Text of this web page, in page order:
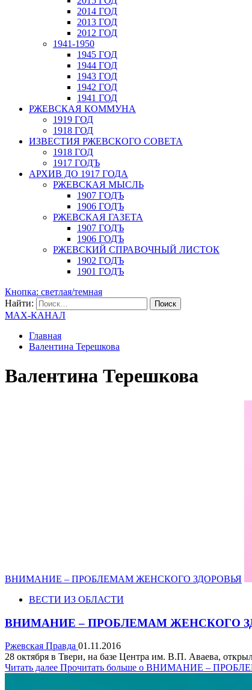
2014 ГОД
2013 ГОД
2012 ГОД
1941-1950
1945 ГОД
1944 ГОД
1943 ГОД
1942 ГОД
1941 ГОД
РЖЕВСКАЯ КОММУНА
1919 ГОД
1918 ГОД
ИЗВЕСТИЯ РЖЕВСКОГО СОВЕТА
1918 ГОД
1917 ГОДЪ
АРХИВ ДО 1917 ГОДА
РЖЕВСКАЯ МЫСЛЬ
1907 ГОДЪ
1906 ГОДЪ
РЖЕВСКАЯ ГАЗЕТА
1907 ГОДЪ
1906 ГОДЪ
РЖЕВСКИЙ СПРАВОЧНЫЙ ЛИСТОК
1902 ГОДЪ
1901 ГОДЪ
Кнопка: светлая/темная
Найти:
MAX-КАНАЛ
Главная
Валентина Терешкова
Валентина Терешкова
ВНИМАНИЕ – ПРОБЛЕМАМ ЖЕНСКОГО ЗДОРОВЬЯ
ВЕСТИ ИЗ ОБЛАСТИ
ВНИМАНИЕ – ПРОБЛЕМАМ ЖЕНСКОГО
Ржевская Правда 01.11.2016
28 октября в Твери, на базе Центра им. В.П. Аваева,
Читать далее Прочитать больше о ВНИМАНИЕ –